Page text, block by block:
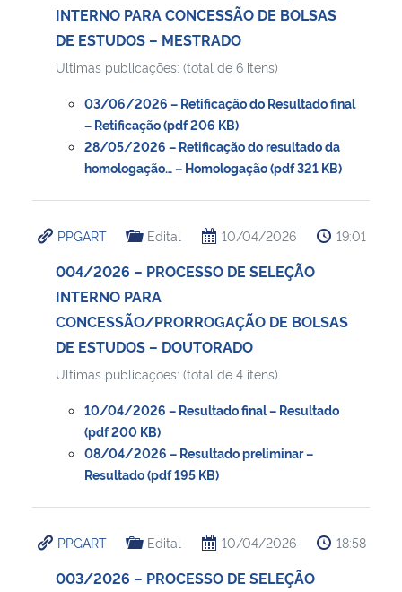
Ministério de Minas e Energia
Ministério da Ciência, Tecnologia, Inovações e Comunicações
Ministério do Meio Ambiente
Ministério do Desenvolvimento Regional
Ministério da Mulher, da Família e dos Direitos Humanos
Secretaria-Geral
Secretaria de Governo
Gabinete de Segurança Institucional
Banco Central do Brasil
INTERNO PARA CONCESSÃO DE BOLSAS
DE ESTUDOS – MESTRADO
Ultimas publicações: (total de 6 itens)
03/06/2026 – Retificação do Resultado final
– Retificação (pdf 206 KB)
28/05/2026 – Retificação do resultado da
homologação… – Homologação (pdf 321 KB)
PPGART Edital 10/04/2026 19:01
004/2026 – PROCESSO DE SELEÇÃO
INTERNO PARA
CONCESSÃO/PRORROGAÇÃO DE BOLSAS
DE ESTUDOS – DOUTORADO
Ultimas publicações: (total de 4 itens)
10/04/2026 – Resultado final – Resultado
(pdf 200 KB)
08/04/2026 – Resultado preliminar –
Resultado (pdf 195 KB)
PPGART Edital 10/04/2026 18:58
003/2026 – PROCESSO DE SELEÇÃO